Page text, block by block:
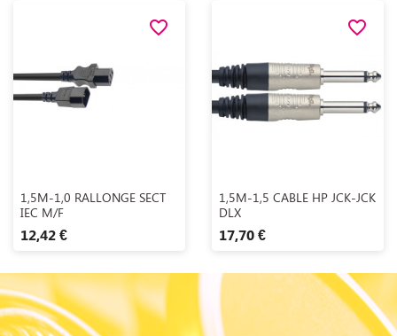
Aperçu rapide
1,5M-1,0 RALLONGE SECT
IEC M/F
12,42 €
favorite_border
Aperçu rapide
1,5M-1,5 CABLE HP JCK-JCK
DLX
17,70 €
favorite_border